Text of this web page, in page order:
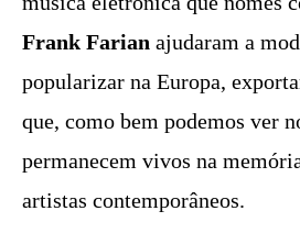
Frank Farian ajudaram a
popularizar na Europa,
que, como bem podemos ver
permanecem vivos na
artistas contemporâneos.